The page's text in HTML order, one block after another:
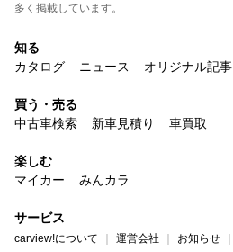
多く掲載しています。
知る
カタログ
ニュース オリジナル記事
買う・売る
中古車検索
新車見積り 車買取
楽しむ
マイカー
みんカラ
サービス
carview!について 運営会社 お知らせ